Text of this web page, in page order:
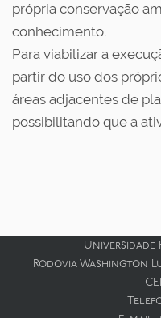
própria conservação
conhecimento.
Para viabilizar a
partir do uso dos
áreas adjacentes de
possibilitando que a
Universidade
Rodovia Washington